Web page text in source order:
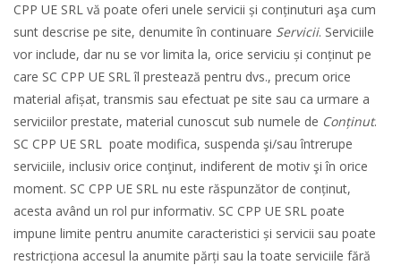
CPP UE SRL vă poate oferi unele servicii și conținuturi aşa cum
sunt descrise pe site, denumite în continuare Servicii. Serviciile
vor include, dar nu se vor limita la, orice serviciu și conținut pe
care SC CPP UE SRL îl prestează pentru dvs., precum orice
material afișat, transmis sau efectuat pe site sau ca urmare a
serviciilor prestate, material cunoscut sub numele de Conținut.
SC CPP UE SRL poate modifica, suspenda şi/sau întrerupe
serviciile, inclusiv orice conţinut, indiferent de motiv şi în orice
moment. SC CPP UE SRL nu este răspunzător de conținut,
acesta având un rol pur informativ. SC CPP UE SRL poate
impune limite pentru anumite caracteristici și servicii sau poate
restricționa accesul la anumite părți sau la toate serviciile fără